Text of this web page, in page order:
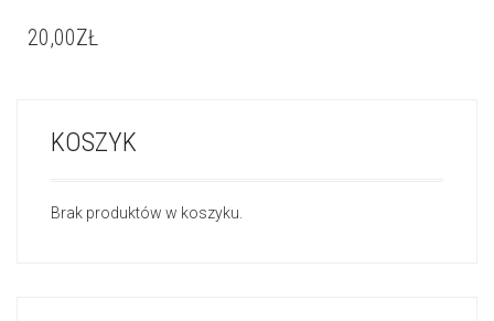
20,00ZŁ
KOSZYK
Brak produktów w koszyku.